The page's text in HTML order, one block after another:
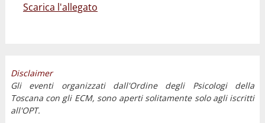
Scarica l'allegato
Disclaimer
Gli eventi organizzati dall'Ordine degli Psicologi della
Toscana con gli ECM, sono aperti solitamente solo agli iscritti
all'OPT.